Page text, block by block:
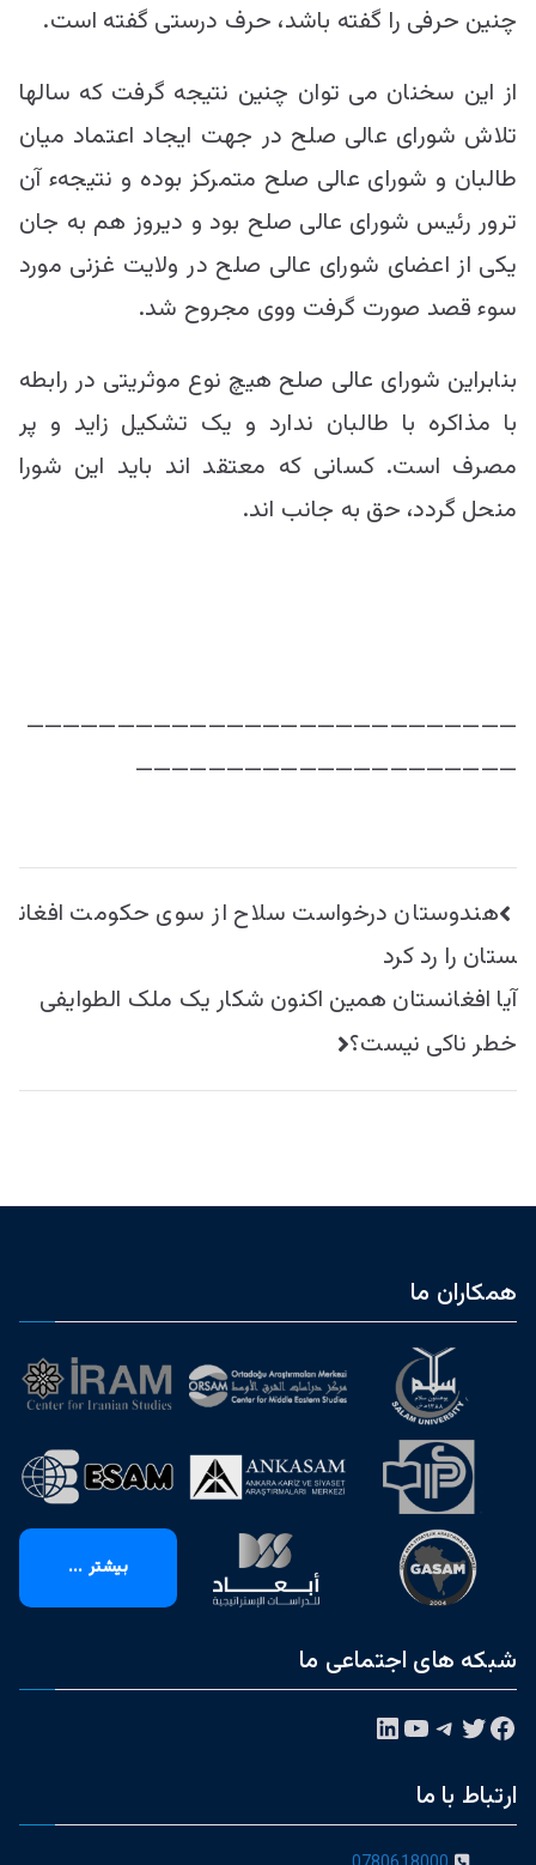
چنین حرفی را گفته باشد، حرف درستی گفته است.
از این سخنان می توان چنین نتیجه گرفت که سالها
تلاش شورای عالی صلح در جهت ایجاد اعتماد میان
طالبان و شورای عالی صلح متمرکز بوده و نتیجهء آن
ترور رئیس شورای عالی صلح بود و دیروز هم به جان
یکی از اعضای شورای عالی صلح در ولایت غزنی مورد
سوء قصد صورت گرفت ووی مجروح شد.
بنابراین شورای عالی صلح هیچ نوع موثریتی در رابطه
با مذاکره با طالبان ندارد و یک تشکیل زاید و پر
مصرف است. کسانی که معتقد اند باید این شورا
منحل گردد، حق به جانب اند.
———————————————————————————
—————————————————————
راهبری
نوشته
هندوستان درخواست سلاح از سوی حکومت افغان
ستان را رد کرد
آیا افغانستان همین اکنون شکار یک ملک الطوایفی
خطر ناکی نیست؟
همکاران ما
بیشتر ...
شبکه های اجتماعی ما
فیس‌بوکتوییتر تلگرام یوتیوبلینکداین
ارتباط با ما